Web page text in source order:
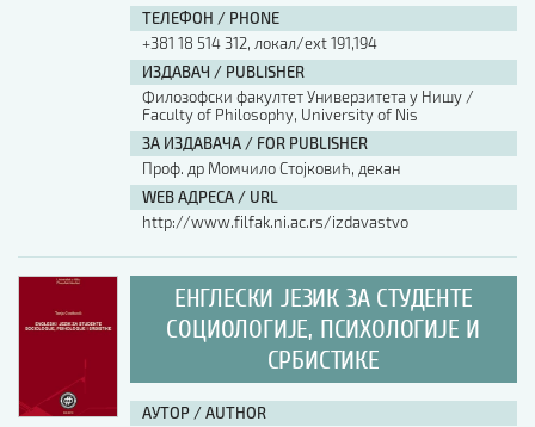
ТЕЛЕФОН / PHONE
+381 18 514 312, локал/ext 191,194
ИЗДАВАЧ / PUBLISHER
Филозофски факултет Универзитета у Нишу /
Faculty of Philosophy, University of Nis
ЗА ИЗДАВАЧА / FOR PUBLISHER
Проф. др Момчило Стојковић, декан
WEB АДРЕСА / URL
http://www.filfak.ni.ac.rs/izdavastvo
ЕНГЛЕСКИ ЈЕЗИК ЗА СТУДЕНТЕ
СОЦИОЛОГИЈЕ, ПСИХОЛОГИЈЕ И
СРБИСТИКЕ
АУТОР / AUTHOR